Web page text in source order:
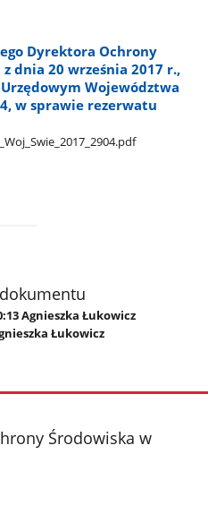
Dyrektora Ochrony
dnia 20 września 2017 r.,
Województwa
w sprawie rezerwatu
Agnieszka Łukowicz
Łukowicz
Środowiska w